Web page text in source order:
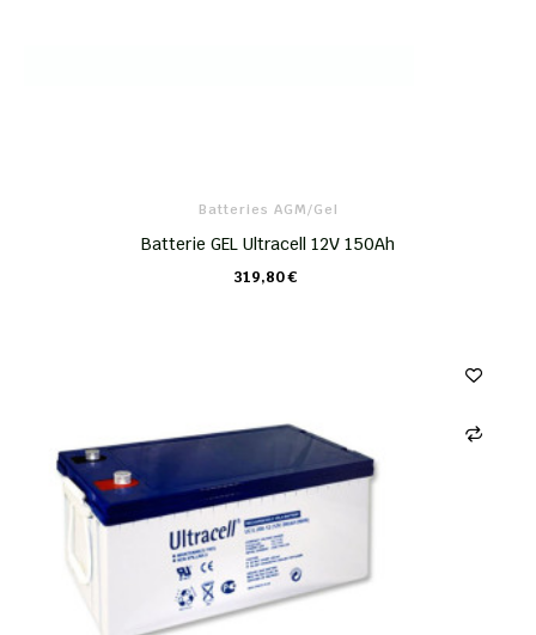
Batteries AGM/Gel
Batterie GEL Ultracell 12V 150Ah
319,80 €
CHARIOT